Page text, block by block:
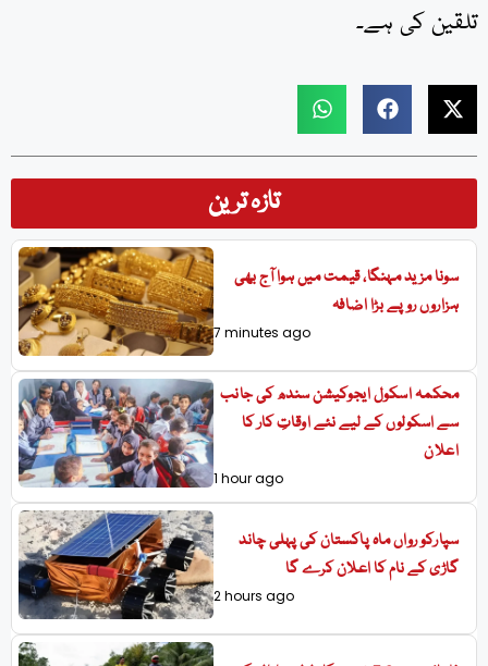
تازہ ترین
سونا مزید مہنگا، قیمت میں ہوا آج بھی
ہزاروں روپے بڑا اضافہ
7 minutes ago
محکمہ اسکول ایجوکیشن سندھ کی جانب
سے اسکولوں کے لیے نئے اوقاتِ کار کا
اعلان
1 hour ago
سپارکو رواں ماہ پاکستان کی پہلی چاند
گاڑی کے نام کا اعلان کرے گا
2 hours ago
تلقین کی ہے۔